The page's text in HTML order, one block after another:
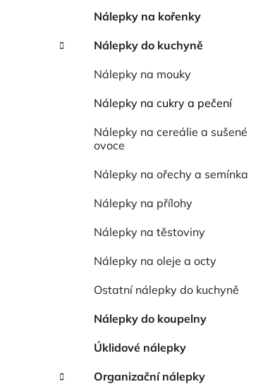
a
n
i
Nálepky na kořenky
Nálepky do kuchyně
Nálepky na mouky
Nálepky na cukry a pečení
Nálepky na cereálie a sušené
ovoce
Nálepky na ořechy a semínka
Nálepky na přílohy
Nálepky na těstoviny
Nálepky na oleje a octy
Ostatní nálepky do kuchyně
Nálepky do koupelny
Úklidové nálepky
Organizační nálepky